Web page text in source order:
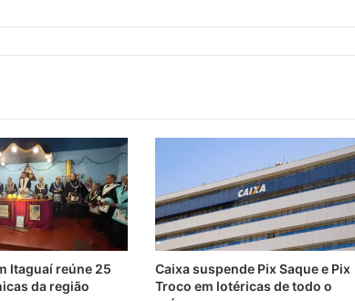
e
a
r
n
a
f
t
u
r
a
Itaguaí reúne 25
da região
Caixa suspende Pix Saque e Pix
Troco em lotéricas de todo o